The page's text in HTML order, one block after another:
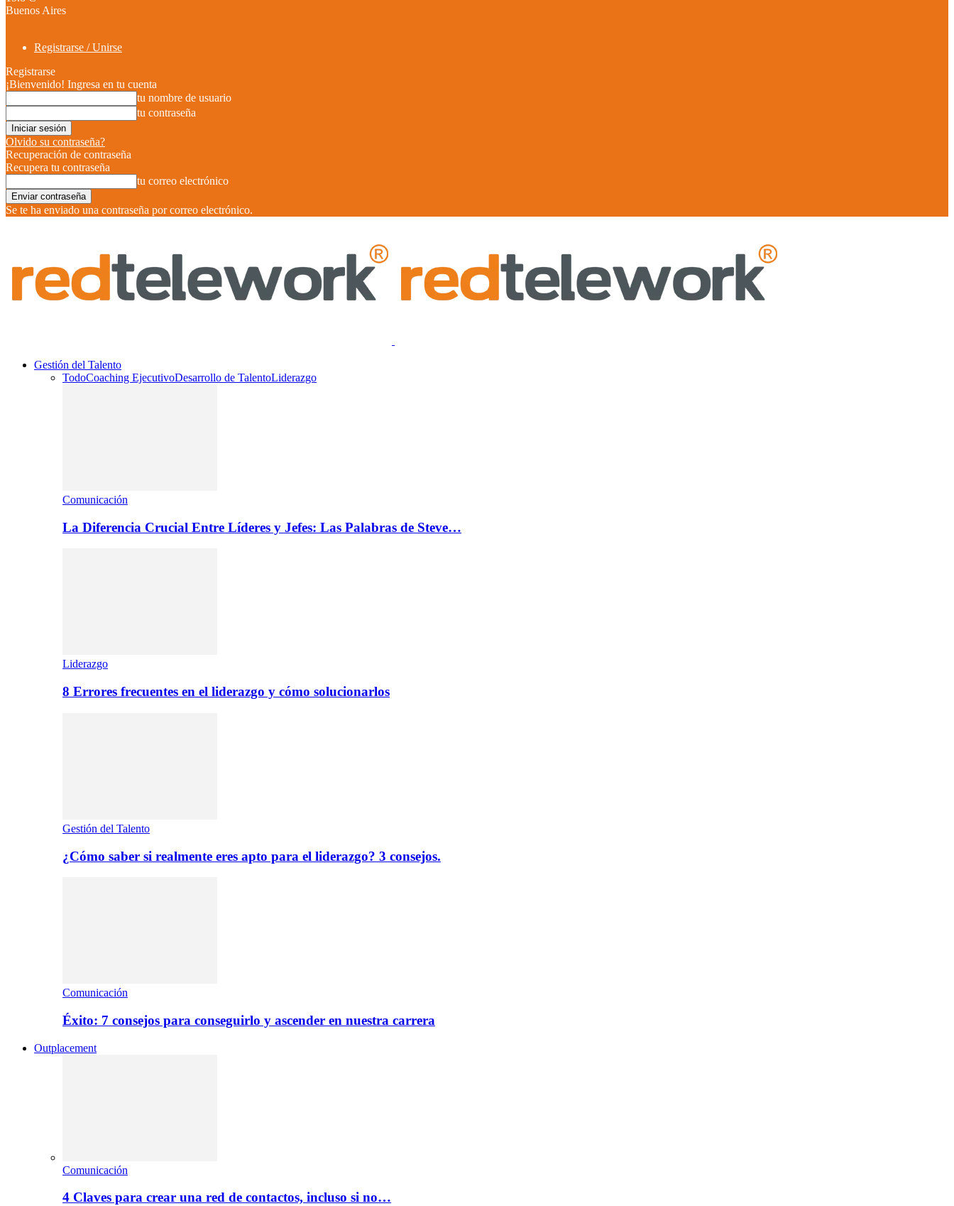
Buenos Aires
Registrarse / Unirse
Registrarse
¡Bienvenido! Ingresa en tu cuenta
tu nombre de usuario
tu contraseña
Olvido su contraseña?
Recuperación de contraseña
Recupera tu contraseña
tu correo electrónico
Se te ha enviado una contraseña por correo electrónico.
Gestión del Talento
TodoCoaching EjecutivoDesarrollo de TalentoLiderazgo
Comunicación
La Diferencia Crucial Entre Líderes y Jefes: Las Palabras de Steve…
Liderazgo
8 Errores frecuentes en el liderazgo y cómo solucionarlos
Gestión del Talento
¿Cómo saber si realmente eres apto para el liderazgo? 3 consejos.
Comunicación
Éxito: 7 consejos para conseguirlo y ascender en nuestra carrera
Outplacement
Comunicación
4 Claves para crear una red de contactos, incluso si no…